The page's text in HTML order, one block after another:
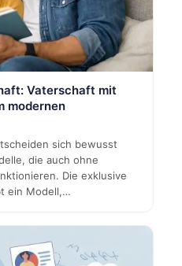
Vaterschaft mit
modernen
sich bewusst
die auch ohne
Die exklusive
ein Modell,…